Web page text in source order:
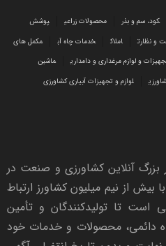
کود، سم و بذر محصولات زراعی
پوشش
و نظارت املاک خدمات چاه آب
مکمل های
و لوازم مرغداری و دامداری
ماشین
لوازم و تجهیزات آبیاری کشاورزی
بزرگ آنلاین کشاورزی و صنعت در
از نیم میلیون کشاورز ارتباط
است تا تولیدکنندگان و تأمین
دائمی، محصولات و خدمات خود